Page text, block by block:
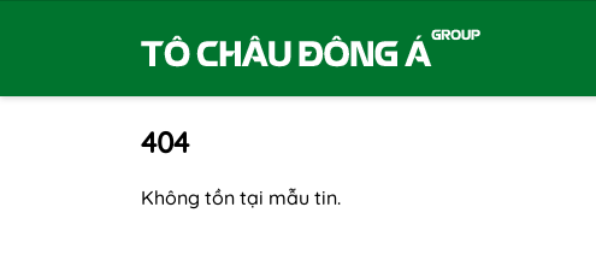
404
Không tồn tại mẫu tin.